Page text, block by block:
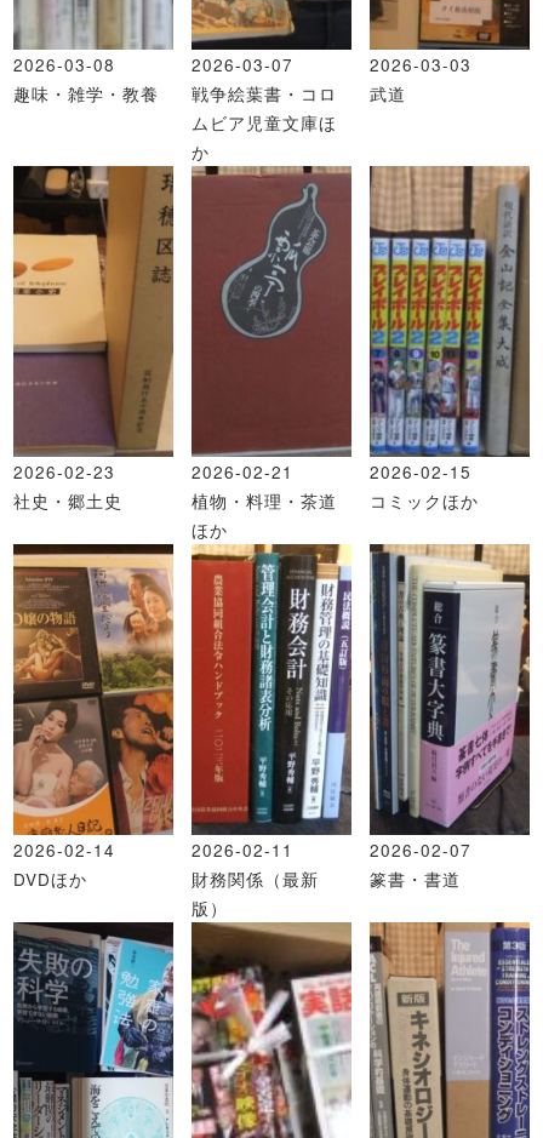
2026-03-08
趣味・雑学・教養
2026-03-07
戦争絵葉書・コロ
ムビア児童文庫ほ
か
2026-03-03
武道
2026-02-23
社史・郷土史
2026-02-21
植物・料理・茶道
ほか
2026-02-15
コミックほか
2026-02-14
DVDほか
2026-02-11
財務関係（最新
版）
2026-02-07
篆書・書道